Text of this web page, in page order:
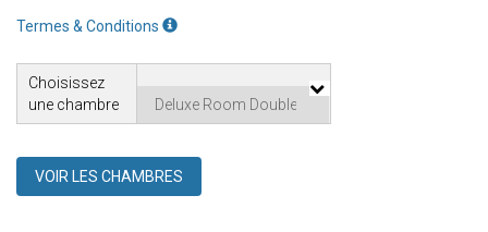
Termes & Conditions
Choisissez
une chambre
VOIR LES CHAMBRES